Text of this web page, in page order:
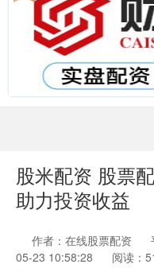
股米配资 股票
助力投资收益
作者：在线股票配资
05-23 10:58:28
阅读：